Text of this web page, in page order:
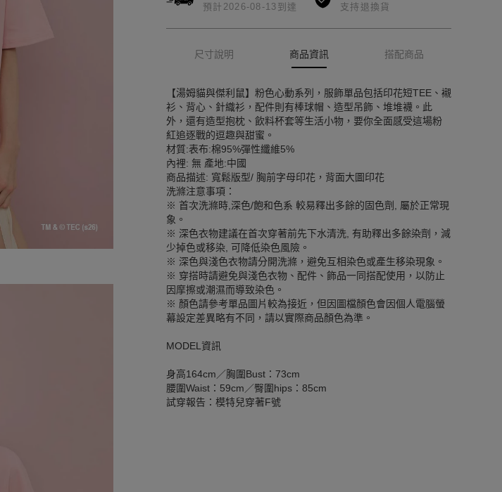
預計2026-08-13到達
支持退換貨
尺寸說明 商品資訊 搭配商品
【湯姆貓與傑利鼠】粉色心動系列，服飾單品包括印花短TEE、襯
衫、背心、針織衫，配件則有棒球帽、造型吊飾、堆堆襪。此
外，還有造型抱枕、飲料杯套等生活小物，要你全面感受這場粉
紅追逐戰的逗趣與甜蜜。
材質:表布:棉95%彈性纖維5%
內裡: 無 產地:中國
商品描述: 寬鬆版型/ 胸前字母印花，背面大圖印花
洗滌注意事項：
※ 首次洗滌時,深色/飽和色系 較易釋出多餘的固色劑, 屬於正常現
象。
※ 深色衣物建議在首次穿著前先下水清洗, 有助釋出多餘染劑，減
少掉色或移染, 可降低染色風險。
※ 深色與淺色衣物請分開洗滌，避免互相染色或產生移染現象。
※ 穿搭時請避免與淺色衣物、配件、飾品一同搭配使用，以防止
因摩擦或潮濕而導致染色。
※ 顏色請參考單品圖片較為接近，但因圖檔顏色會因個人電腦螢
幕設定差異略有不同，請以實際商品顏色為準。
MODEL資訊
身高164cm／胸圍Bust：73cm
腰圍Waist：59cm／臀圍hips：85cm
試穿報告：模特兒穿著F號